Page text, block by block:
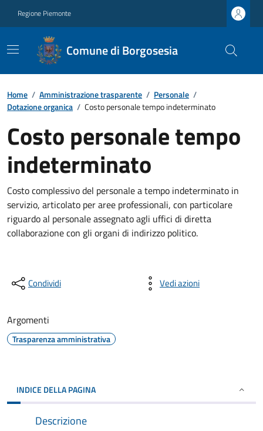
Regione Piemonte
Comune di Borgosesia
Home / Amministrazione trasparente / Personale /
Dotazione organica / Costo personale tempo indeterminato
Costo personale tempo
indeterminato
Costo complessivo del personale a tempo indeterminato in
servizio, articolato per aree professionali, con particolare
riguardo al personale assegnato agli uffici di diretta
collaborazione con gli organi di indirizzo politico.
Condividi Vedi azioni
Argomenti
Trasparenza amministrativa
INDICE DELLA PAGINA
Descrizione